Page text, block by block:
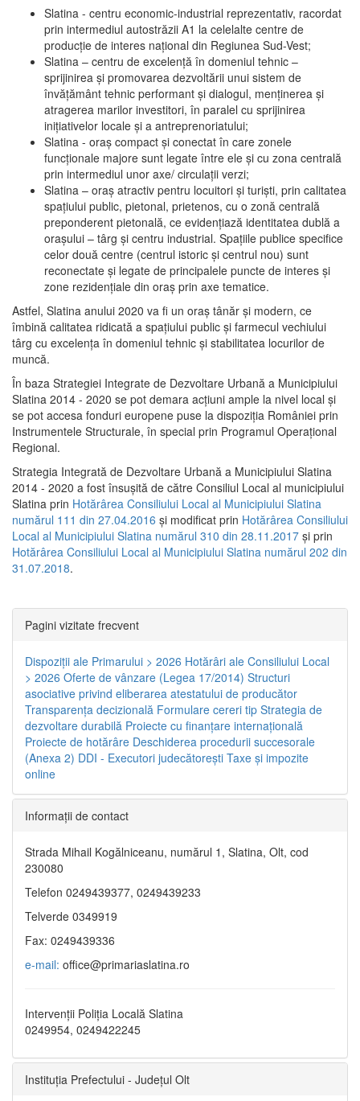
Slatina - centru economic-industrial reprezentativ, racordat
prin intermediul autostrăzii A1 la celelalte centre de
producţie de interes naţional din Regiunea Sud-Vest;
Slatina – centru de excelenţă în domeniul tehnic –
sprijinirea şi promovarea dezvoltării unui sistem de
învăţământ tehnic performant şi dialogul, menţinerea şi
atragerea marilor investitori, în paralel cu sprijinirea
iniţiativelor locale şi a antreprenoriatului;
Slatina - oraş compact şi conectat în care zonele
funcţionale majore sunt legate între ele şi cu zona centrală
prin intermediul unor axe/ circulații verzi;
Slatina – oraş atractiv pentru locuitori şi turişti, prin calitatea
spaţiului public, pietonal, prietenos, cu o zonă centrală
preponderent pietonală, ce evidenţiază identitatea dublă a
oraşului – târg şi centru industrial. Spaţiile publice specifice
celor două centre (centrul istoric şi centrul nou) sunt
reconectate şi legate de principalele puncte de interes şi
zone rezidenţiale din oraş prin axe tematice.
Astfel, Slatina anului 2020 va fi un oraş tânăr şi modern, ce
îmbină calitatea ridicată a spaţiului public şi farmecul vechiului
târg cu excelenţa în domeniul tehnic şi stabilitatea locurilor de
muncă.
În baza Strategiei Integrate de Dezvoltare Urbană a Municipiului
Slatina 2014 - 2020 se pot demara acţiuni ample la nivel local şi
se pot accesa fonduri europene puse la dispoziţia României prin
Instrumentele Structurale, în special prin Programul Operațional
Regional.
Strategia Integrată de Dezvoltare Urbană a Municipiului Slatina
2014 - 2020 a fost însuşită de către Consiliul Local al municipiului
Slatina prin Hotărârea Consiliului Local al Municipiului Slatina
numărul 111 din 27.04.2016 și modificat prin Hotărârea Consiliului
Local al Municipiului Slatina numărul 310 din 28.11.2017 și prin
Hotărârea Consiliului Local al Municipiului Slatina numărul 202 din
31.07.2018.
Pagini vizitate frecvent
Dispoziţii ale Primarului > 2026 Hotărâri ale Consiliului Local
> 2026 Oferte de vânzare (Legea 17/2014) Structuri
asociative privind eliberarea atestatului de producător
Transparenţa decizională Formulare cereri tip Strategia de
dezvoltare durabilă Proiecte cu finanţare internaţională
Proiecte de hotărâre Deschiderea procedurii succesorale
(Anexa 2) DDI - Executori judecătorești Taxe şi impozite
online
Informaţii de contact
Strada Mihail Kogălniceanu, numărul 1, Slatina, Olt, cod
230080
Telefon 0249439377, 0249439233
Telverde 0349919
Fax: 0249439336
e-mail: office@primariaslatina.ro
Intervenții Poliția Locală Slatina
0249954, 0249422245
Instituția Prefectului - Județul Olt